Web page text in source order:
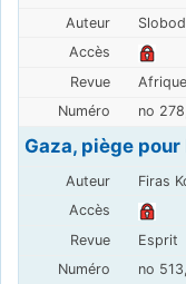
no
Gaza, piège
Firas
Esprit
no